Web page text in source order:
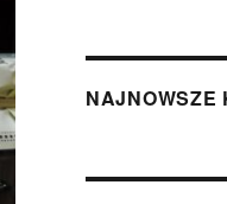
NAJNOWSZE